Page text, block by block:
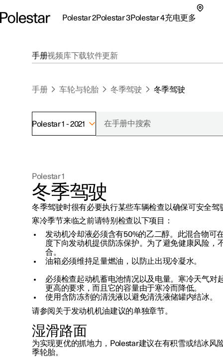
Polestar 2Polestar 3Polestar 4充电更多
联系我们
极星官方二手车
探索Polestar 3
联系我们
公共充电
家庭充电
车主服务
注册新闻
（在新窗
手册视频库下载软件更新
手册 车轮与轮胎 冬季驾驶 冬季驾驶
Polestar 1 - 2021
Polestar 1
冬季驾驶
冬季驾驶时很有必要执行某些车辆检查以确保可安全驾
寒冷季节来临之前请特别检查以下项目：
发动机冷却液必须含有50%的乙二醇。此混合物可
度下向发动机提供防冻保护。为了避免健康风险，
合。
油箱必须维持足量燃油，以防止出现冷凝水。
必须检查起动机蓄电池情况以及电量。寒冷天气对
更高的要求，而且它的容量由于寒冷而降低。
使用含防冻剂的清洗液以避免清洗液储罐内结冰。
请参阅关于发动机机油建议的单独章节。
湿滑路面
为实现更优的抓地力，Polestar建议在有积雪或结冰风
季轮胎。